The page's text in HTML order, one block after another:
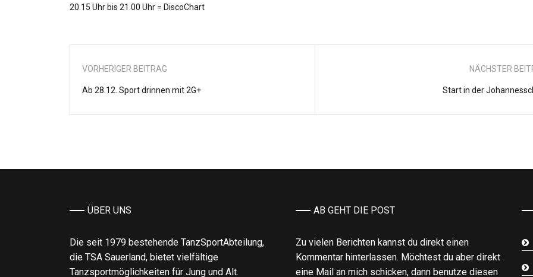
20.15 Uhr bis 21.00 Uhr = DiscoChart
VORHERIGER BEITRAG
Ab 28.12. Sport drinnen mit 2G+
NÄCHSTER
Start in der
ÜBER UNS
Die seit 1979 bestehende TanzSportAbteilung,
die TSA Sauerland, bietet vielfältige
Tanzsportmöglichkeiten für Jung und Alt.
AB GEHT DIE POST
Zu vielen Berichten kannst du direkt einen
Kommentar hinterlassen. Möchtest du aber direkt
eine Mail an mich schicken, dann benutze diesen